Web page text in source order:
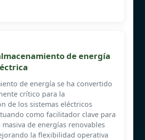
de energía
de energía se ha convertido
crítico para la
de los sistemas eléctricos
como facilitador clave para
de energías renovables
la flexibilidad operativa